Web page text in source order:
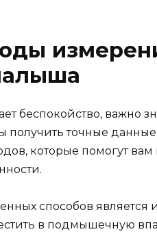
беспокойство, важно
получить точные
которые помогут вам
способов является
в подмышечную